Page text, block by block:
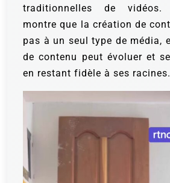
traditionnelles de vidéos.
montre que la création de
pas à un seul type de média,
de contenu peut évoluer et
en restant fidèle à ses racines.